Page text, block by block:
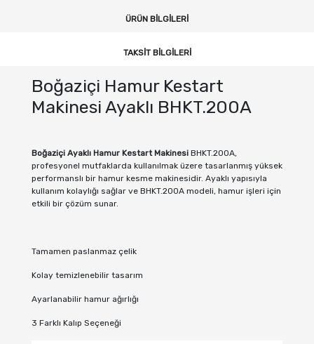
ÜRÜN BILGILERI
TAKSIT BILGILERI
Boğaziçi Hamur Kestart
Makinesi Ayaklı BHKT.200A
Boğaziçi Ayaklı Hamur Kestart MakinesiBHKT.200A,
profesyonel mutfaklarda kullanılmak üzere tasarlanmış yüksek
performanslı bir hamur kesme makinesidir. Ayaklı yapısıyla
kullanım kolaylığı sağlar ve BHKT.200A modeli, hamur işleri için
etkili bir çözüm sunar.
Tamamen paslanmaz çelik
Kolay temizlenebilir tasarım
Ayarlanabilir hamur ağırlığı
3 Farklı Kalıp Seçeneği